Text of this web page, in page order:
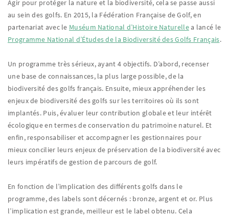
Agir pour protéger la nature et la biodiversité, cela se passe aussi
au sein des golfs. En 2015, la Fédération Française de Golf, en
partenariat avec le Muséum National d’Histoire Naturellea lancé le
Programme National d’Études de la Biodiversité des Golfs Français.
Un programme très sérieux, ayant 4 objectifs. D’abord, recenser
une base de connaissances, la plus large possible, de la
biodiversité des golfs français. Ensuite, mieux appréhender les
enjeux de biodiversité des golfs sur les territoires où ils sont
implantés. Puis, évaluer leur contribution globale et leur intérêt
écologique en termes de conservation du patrimoine naturel. Et
enfin, responsabiliser et accompagner les gestionnaires pour
mieux concilier leurs enjeux de préservation de la biodiversité avec
leurs impératifs de gestion de parcours de golf.
En fonction de l’implication des différents golfs dans le
programme, des labels sont décernés : bronze, argent et or. Plus
l’implication est grande, meilleur est le label obtenu. Cela